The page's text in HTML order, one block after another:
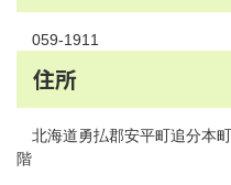
059-1911
住所
北海道勇払郡安平町追分本
階